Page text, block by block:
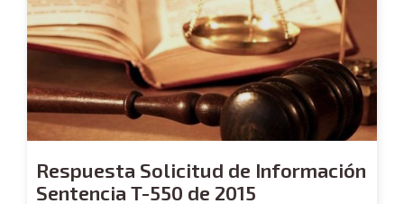
Respuesta Solicitud de Información
Sentencia T-550 de 2015